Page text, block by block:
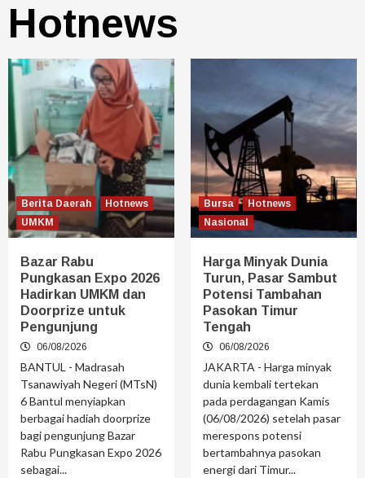
Hotnews
Berita Daerah
Hotnews
UMKM
Bazar Rabu
Pungkasan Expo 2026
Hadirkan UMKM dan
Doorprize untuk
Pengunjung
06/08/2026
BANTUL - Madrasah
Tsanawiyah Negeri (MTsN)
6 Bantul menyiapkan
berbagai hadiah doorprize
bagi pengunjung Bazar
Rabu Pungkasan Expo 2026
sebagai...
Bursa
Hotnews
Nasional
Harga Minyak Dunia
Turun, Pasar Sambut
Potensi Tambahan
Pasokan Timur
Tengah
06/08/2026
JAKARTA - Harga minyak
dunia kembali tertekan
pada perdagangan Kamis
(06/08/2026) setelah pasar
merespons potensi
bertambahnya pasokan
energi dari Timur...